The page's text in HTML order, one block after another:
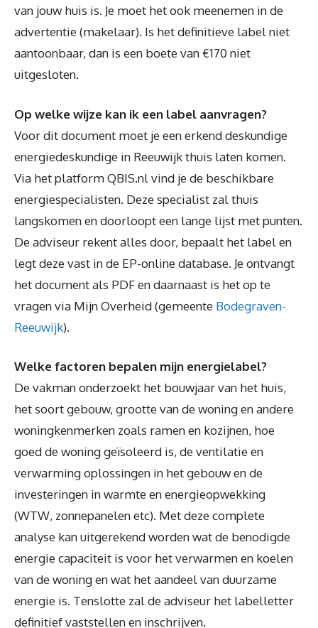
van jouw huis is. Je moet het ook meenemen in de
advertentie (makelaar). Is het definitieve label niet
aantoonbaar, dan is een boete van €170 niet
uitgesloten.
Op welke wijze kan ik een label aanvragen?
Voor dit document moet je een erkend deskundige
energiedeskundige in Reeuwijk thuis laten komen.
Via het platform QBIS.nl vind je de beschikbare
energiespecialisten. Deze specialist zal thuis
langskomen en doorloopt een lange lijst met punten.
De adviseur rekent alles door, bepaalt het label en
legt deze vast in de EP-online database. Je ontvangt
het document als PDF en daarnaast is het op te
vragen via Mijn Overheid (gemeente Bodegraven-
Reeuwijk).
Welke factoren bepalen mijn energielabel?
De vakman onderzoekt het bouwjaar van het huis,
het soort gebouw, grootte van de woning en andere
woningkenmerken zoals ramen en kozijnen, hoe
goed de woning geïsoleerd is, de ventilatie en
verwarming oplossingen in het gebouw en de
investeringen in warmte en energieopwekking
(WTW, zonnepanelen etc). Met deze complete
analyse kan uitgerekend worden wat de benodigde
energie capaciteit is voor het verwarmen en koelen
van de woning en wat het aandeel van duurzame
energie is. Tenslotte zal de adviseur het labelletter
definitief vaststellen en inschrijven.